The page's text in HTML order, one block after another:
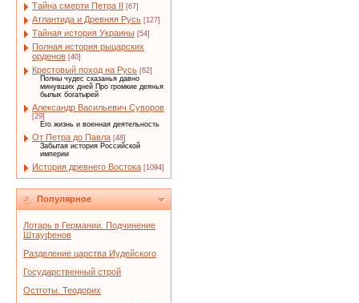
Тайна смерти Петра II [67]
Атлантида и Древняя Русь [127]
Тайная история Украины [54]
Полная история рыцарских
орденов [40]
Крестовый поход на Русь [62]
Полны чудес сказанья давно
минувших дней Про громкие деянья
былых богатырей
Александр Васильевич Суворов
[29]
Его жизнь и военная деятельность
От Петра до Павла [48]
Забытая история Российской
империи
История древнего Востока [1094]
Популярное
Лотарь в Германии. Подчинение
Штауфенов
Разделение царства Иудейского
Государственный строй
Остготы. Теодорих